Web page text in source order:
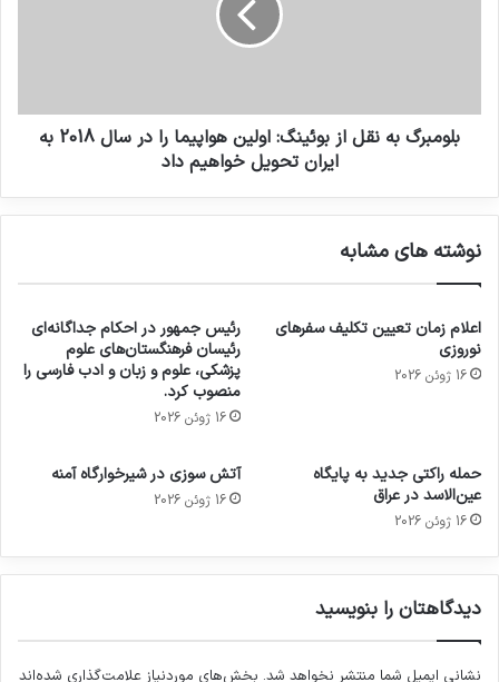
بلومبرگ به نقل از بوئینگ: اولین هواپیما را در سال 2018 به
ایران تحویل خواهیم داد
نوشته های مشابه
اعلام زمان تعیین تکلیف سفرهای
نوروزی
16 ژوئن 2026
رئیس جمهور در احکام جداگانه‌ای
رئیسان فرهنگستان‌های علوم
پزشکی، علوم و زبان و ادب فارسی را
منصوب کرد.
16 ژوئن 2026
حمله راکتی جدید به پایگاه
عین‌الاسد در عراق
16 ژوئن 2026
آتش سوزی در شیرخوارگاه آمنه
16 ژوئن 2026
دیدگاهتان را بنویسید
نشانی ایمیل شما منتشر نخواهد شد. بخش‌های موردنیاز علامت‌گذاری شده‌اند